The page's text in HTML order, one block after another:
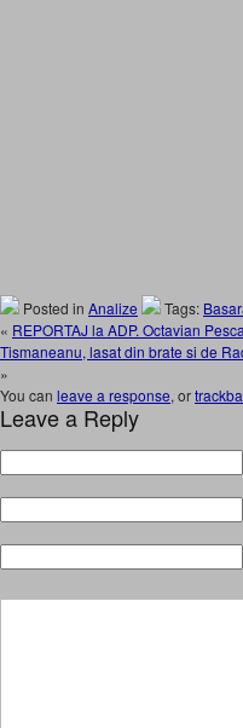
Posted in Analize Tags:
« REPORTAJ la ADP. Octavian
Tismaneanu, lasat din brate si de
»
You can leave a response, or
Leave a Reply